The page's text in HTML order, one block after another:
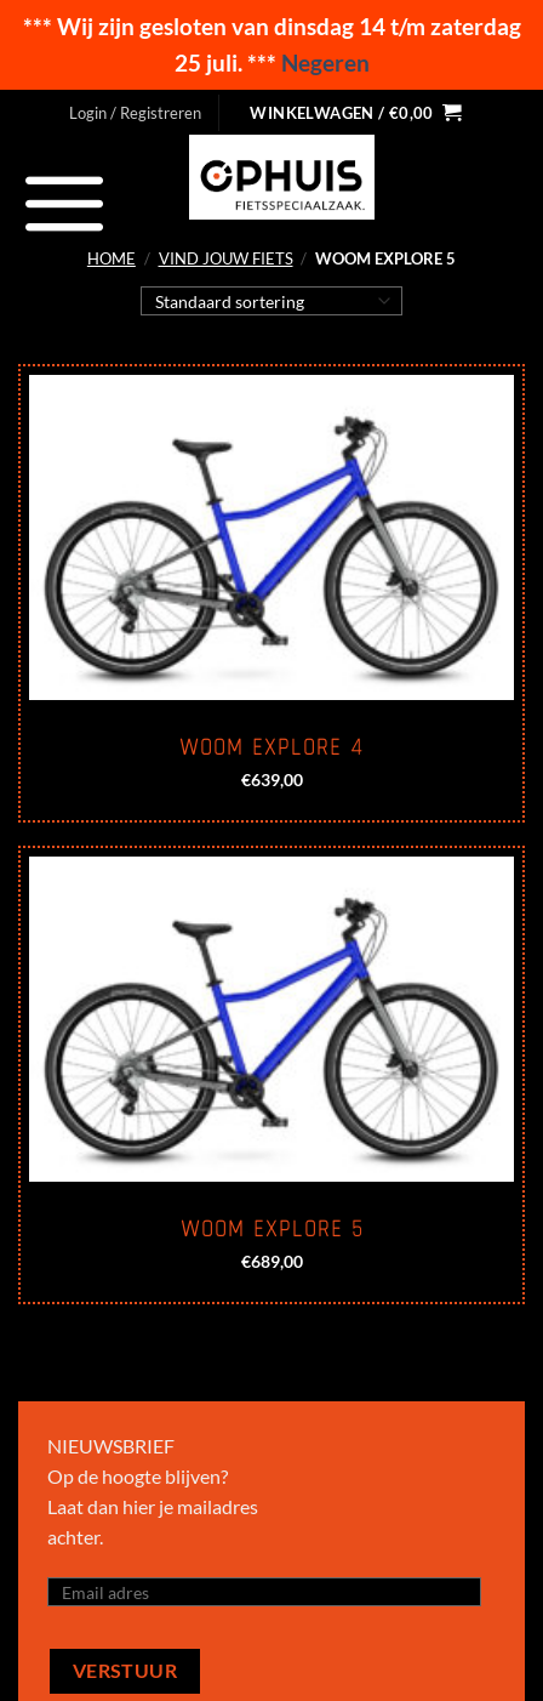
*** Wij zijn gesloten van dinsdag 14 t/m zaterdag
25 juli. *** Negeren
Login / Registreren WINKELWAGEN / €0,00
HOME / VIND JOUW FIETS / WOOM EXPLORE 5
WOOM EXPLORE 4
€639,00
WOOM EXPLORE 5
€689,00
NIEUWSBRIEF
Op de hoogte blijven?
Laat dan hier je mailadres
achter.